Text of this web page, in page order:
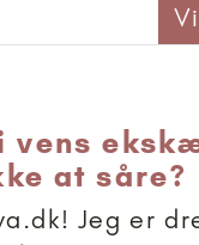
vens
at såre?
Jeg er